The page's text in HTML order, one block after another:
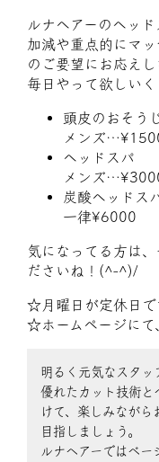
ルナヘアーのヘッ
加減や重点的にマ
のご要望にお応え
毎日やって欲しい
頭皮のおそう
メンズ
ヘッドスパ
メンズ
炭酸ヘッドス
一律¥6000
気になってる方は
ださいね！(^-^)/
☆月曜日が定休日で
☆ホームページにて
明るく元気なスタッ
優れたカット技術と
けて、楽しみなが
目指しましょう。
ルナヘアーではベー